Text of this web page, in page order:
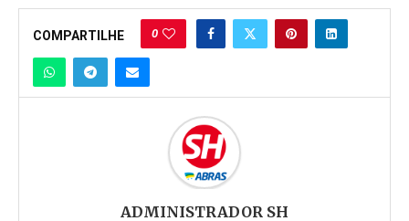
COMPARTILHE 0
ADMINISTRADOR SH